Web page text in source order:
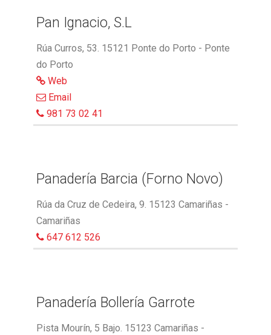
Pan Ignacio, S.L
Rúa Curros, 53. 15121 Ponte do Porto - Ponte
do Porto
Web
Email
981 73 02 41
Panadería Barcia (Forno Novo)
Rúa da Cruz de Cedeira, 9. 15123 Camariñas -
Camariñas
647 612 526
Panadería Bollería Garrote
Pista Mourín, 5 Bajo. 15123 Camariñas -